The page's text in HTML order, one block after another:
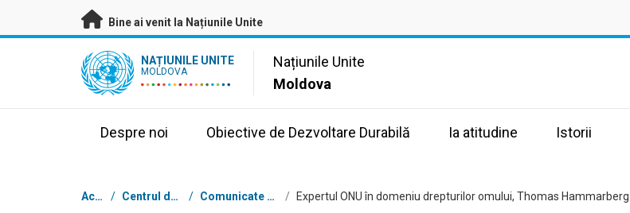
A trece la conținutul principal
Bine ai venit la Națiunile Unite
UN Logo NAȚIUNILE UNITE
MOLDOVA
Națiunile Unite
Moldova
Despre noi Obiective de Dezvoltare Durabilă Ia atitudine Istorii
Breadcrumb
Acasă / Centrul de presă / Comunicate de presă /